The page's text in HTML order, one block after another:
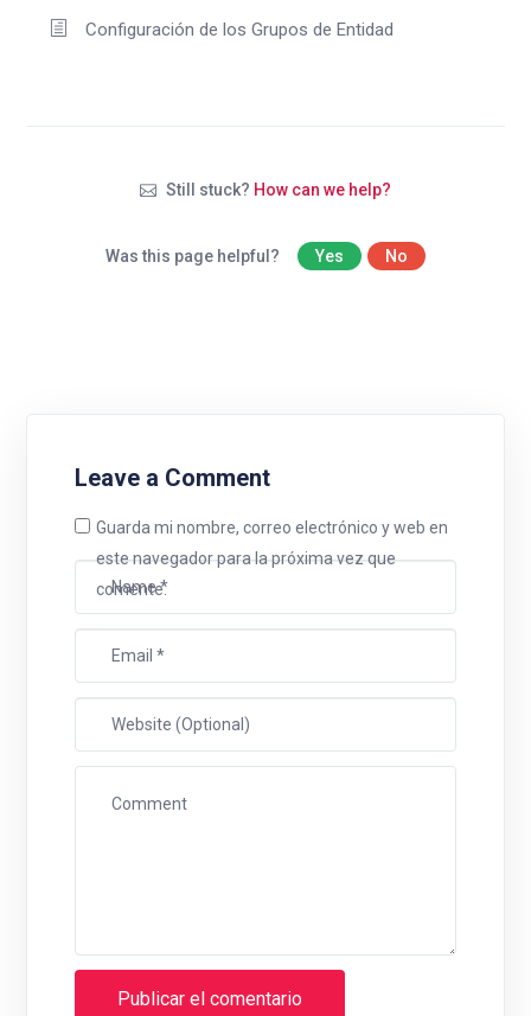
Configuración de los Grupos de Entidad
Still stuck? How can we help?
Was this page helpful? Yes No
Leave a Comment
Guarda mi nombre, correo electrónico y web en
este navegador para la próxima vez que
comente.